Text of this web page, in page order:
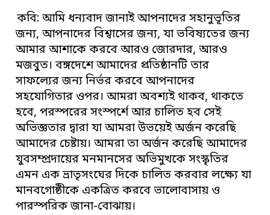
কবি: আমি ধন্যবাদ জানাই আপনাদের সহানুভূতির
জন্য, আপনাদের বিশ্বাসের জন্য, যা ভবিষ্যতের জন্য
আমার আশাকে করবে আরও জোরদার, আরও
মজবুত। বঙ্গদেশে আমাদের প্রতিষ্ঠানটি তার
সাফল্যের জন্য নির্ভর করবে আপনাদের
সহযোগিতার ওপর। আমরা অবশ্যই থাকব, থাকতে
হবে, পরস্পরের সংস্পর্শে আর চালিত হব সেই
অভিজ্ঞতার দ্বারা যা আমরা উভয়েই অর্জন করেছি
আমাদের চেষ্টায়। আমরা তা অর্জন করেছি আমাদের
যুবসম্প্রদায়ের মনমানসের অভিমুখকে সংস্কৃতির
এমন এক ভ্রাতৃসংঘের দিকে চালিত করবার লক্ষ্যে যা
মানবগোষ্ঠীকে একত্রিত করবে ভালোবাসায় ও
পারস্পরিক জানা-বোঝায়।